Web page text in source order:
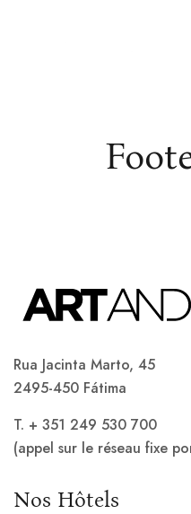
Rua Jacinta Marto, 45
2495-450 Fátima
T. + 351 249 530 700
(appel sur le réseau fixe
Nos Hôtels